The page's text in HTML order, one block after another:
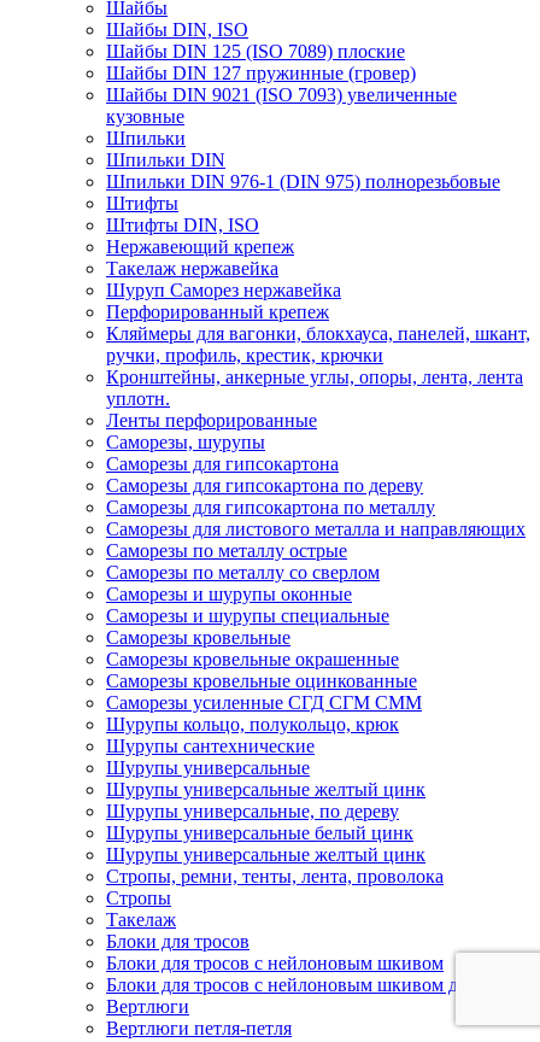
Шайбы
Шайбы DIN, ISO
Шайбы DIN 125 (ISO 7089) плоские
Шайбы DIN 127 пружинные (гровер)
Шайбы DIN 9021 (ISO 7093) увеличенные
кузовные
Шпильки
Шпильки DIN
Шпильки DIN 976-1 (DIN 975) полнорезьбовые
Штифты
Штифты DIN, ISO
Нержавеющий крепеж
Такелаж нержавейка
Шуруп Саморез нержавейка
Перфорированный крепеж
Кляймеры для вагонки, блокхауса, панелей, шкант,
ручки, профиль, крестик, крючки
Кронштейны, анкерные углы, опоры, лента, лента
уплотн.
Ленты перфорированные
Саморезы, шурупы
Саморезы для гипсокартона
Саморезы для гипсокартона по дереву
Саморезы для гипсокартона по металлу
Саморезы для листового металла и направляющих
Саморезы по металлу острые
Саморезы по металлу со сверлом
Саморезы и шурупы оконные
Саморезы и шурупы специальные
Саморезы кровельные
Саморезы кровельные окрашенные
Саморезы кровельные оцинкованные
Саморезы усиленные СГД СГМ СММ
Шурупы кольцо, полукольцо, крюк
Шурупы сантехнические
Шурупы универсальные
Шурупы универсальные желтый цинк
Шурупы универсальные, по дереву
Шурупы универсальные белый цинк
Шурупы универсальные желтый цинк
Стропы, ремни, тенты, лента, проволока
Стропы
Такелаж
Блоки для тросов
Блоки для тросов с нейлоновым шкивом
Блоки для тросов с нейлоновым шкивом двойные
Вертлюги
Вертлюги петля-петля